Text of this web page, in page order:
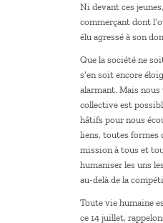
Ni devant ces
commerçant dont
élu agressé à son
Que la société ne
s’en soit encore
alarmant. Mais nous
collective est
hâtifs pour nous
liens, toutes formes
mission à tous et
humaniser les uns
au-delà de la
Toute vie humaine
ce 14 juillet,